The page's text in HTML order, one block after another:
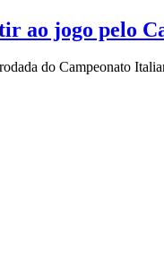
ao jogo pelo
do Campeonato